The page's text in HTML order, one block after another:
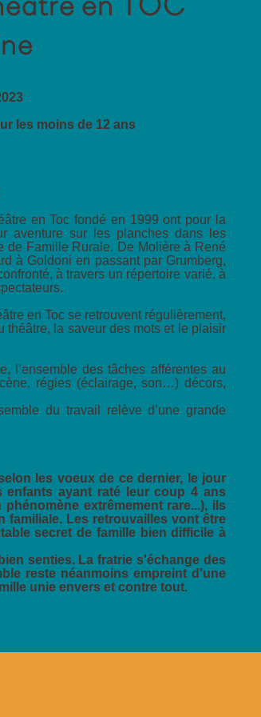
en TOC
les moins de 12 ans
en Toc fondé en 1999 ont pour la
aventure sur les planches dans les
de Famille Rurale. De Molière à René
à Goldoni en passant par Grumberg,
à travers un répertoire varié, à
en Toc se retrouvent régulièrement,
théâtre, la saveur des mots et le plaisir
l’ensemble des tâches afférentes au
régies (éclairage, son…) décors,
du travail relève d’une grande
les voeux de ce dernier, le jour
enfants ayant raté leur coup 4 ans
extrêmement rare...), ils
familiale. Les retrouvailles vont être
secret de famille bien difficile à
senties. La fratrie s'échange des
reste néanmoins empreint d'une
unie envers et contre tout.